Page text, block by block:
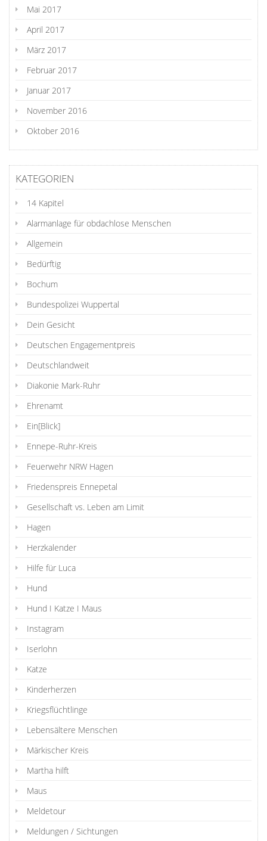
Mai 2017
April 2017
März 2017
Februar 2017
Januar 2017
November 2016
Oktober 2016
KATEGORIEN
14 Kapitel
Alarmanlage für obdachlose Menschen
Allgemein
Bedürftig
Bochum
Bundespolizei Wuppertal
Dein Gesicht
Deutschen Engagementpreis
Deutschlandweit
Diakonie Mark-Ruhr
Ehrenamt
Ein[Blick]
Ennepe-Ruhr-Kreis
Feuerwehr NRW Hagen
Friedenspreis Ennepetal
Gesellschaft vs. Leben am Limit
Hagen
Herzkalender
Hilfe für Luca
Hund
Hund I Katze I Maus
Instagram
Iserlohn
Katze
Kinderherzen
Kriegsflüchtlinge
Lebensältere Menschen
Märkischer Kreis
Martha hilft
Maus
Meldetour
Meldungen / Sichtungen